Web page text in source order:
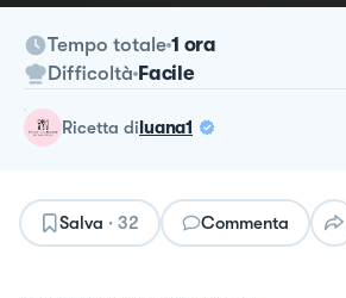
Tempo totale 1 ora
Difficoltà Facile
ricetta diluana1
Salva · 32 Commenta